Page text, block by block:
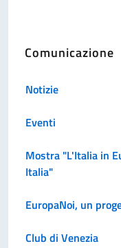
Comunicazione
Notizie
Eventi
Mostra "L'Italia in
Italia"
EuropaNoi, un
Club di Venezia